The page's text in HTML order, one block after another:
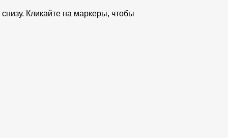
Кликайте на маркеры, чтобы